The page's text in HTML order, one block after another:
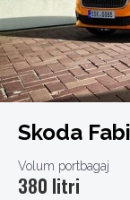
Skoda
Volum portbagaj
380 litri